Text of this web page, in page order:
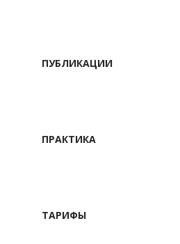
ПУБЛИКАЦИИ
ПРАКТИКА
ТАРИФЫ